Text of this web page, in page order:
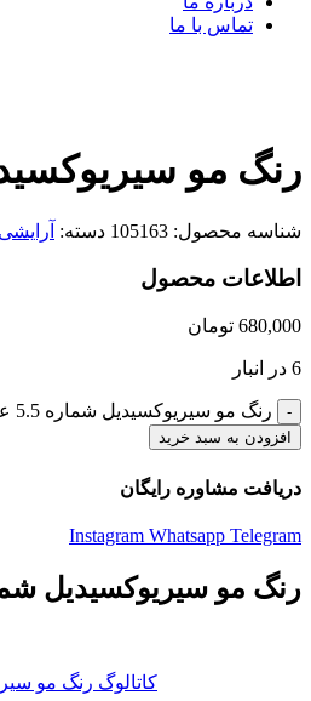
تماس با ما
رنگ مو
شناسه محصول: 105163 دسته: آرایشی
اطلاعات محصول
680,000 تومان
6 در انبار
رنگ مو سیریوکسیدیل شماره 5.5 عدد
افزودن به سبد خرید
دریافت مشاوره رایگان
Instagram Whatsapp Telegram
رنگ مو سیریوکسیدیل
کاتالوگ رنگ مو